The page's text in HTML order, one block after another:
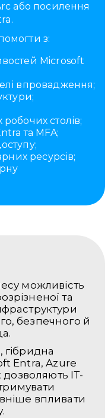
або посилення
з:
Microsoft
впровадження;
столів;
та MFA;
ресурсів;
можливість
та
безпечного й
гібридна
Entra, Azure
ІТ-
впливати